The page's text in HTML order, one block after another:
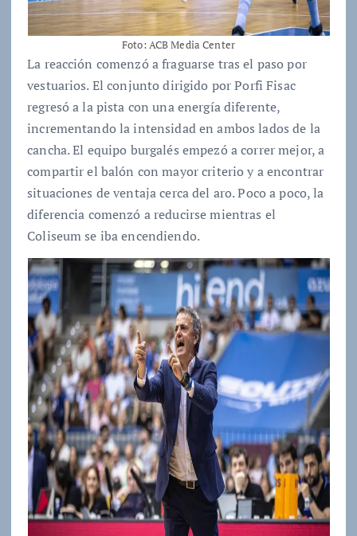
Foto: ACB Media Center
La reacción comenzó a fraguarse tras el paso por
vestuarios. El conjunto dirigido por Porfi Fisac
regresó a la pista con una energía diferente,
incrementando la intensidad en ambos lados de la
cancha. El equipo burgalés empezó a correr mejor, a
compartir el balón con mayor criterio y a encontrar
situaciones de ventaja cerca del aro. Poco a poco, la
diferencia comenzó a reducirse mientras el
Coliseum se iba encendiendo.